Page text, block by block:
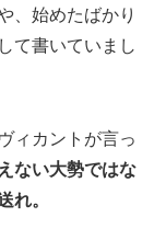
、始めたばかり
て書いていまし
ィカントが言っ
ない大勢ではな
れ。